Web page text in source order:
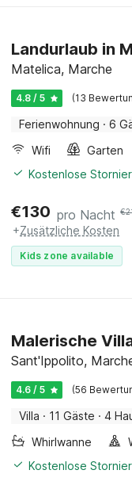
Landurlaub in
Matelica, Marche
4.8 / 5 (13
Ferienwohnung · 6
Wifi
Garten
Kostenlose
€130 pro Nacht €
+Zusätzliche Kosten
Kids zone available
Malerische
Sant'Ippolito,
4.6 / 5 (56
Villa · 11 Gäste · 4
Whirlwanne
Kostenlose